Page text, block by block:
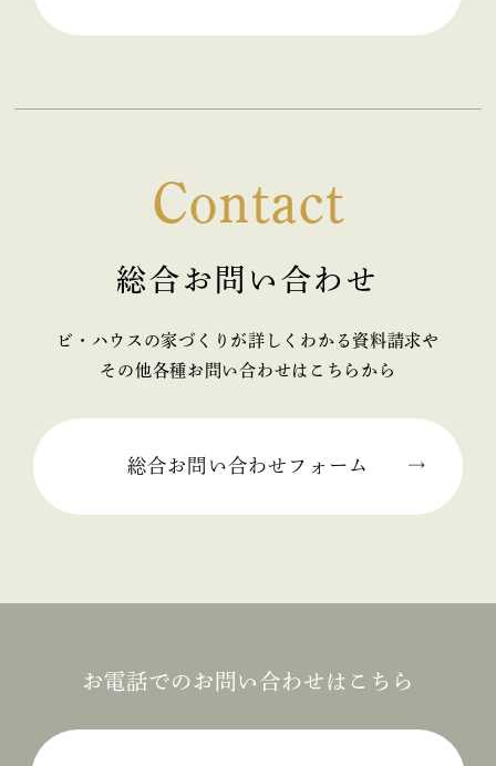
Contact
総合お問い合わせ
ビ・ハウスの家づくりが詳しくわかる資料請求や
その他各種お問い合わせはこちらから
総合お問い合わせフォーム
お電話でのお問い合わせはこちら